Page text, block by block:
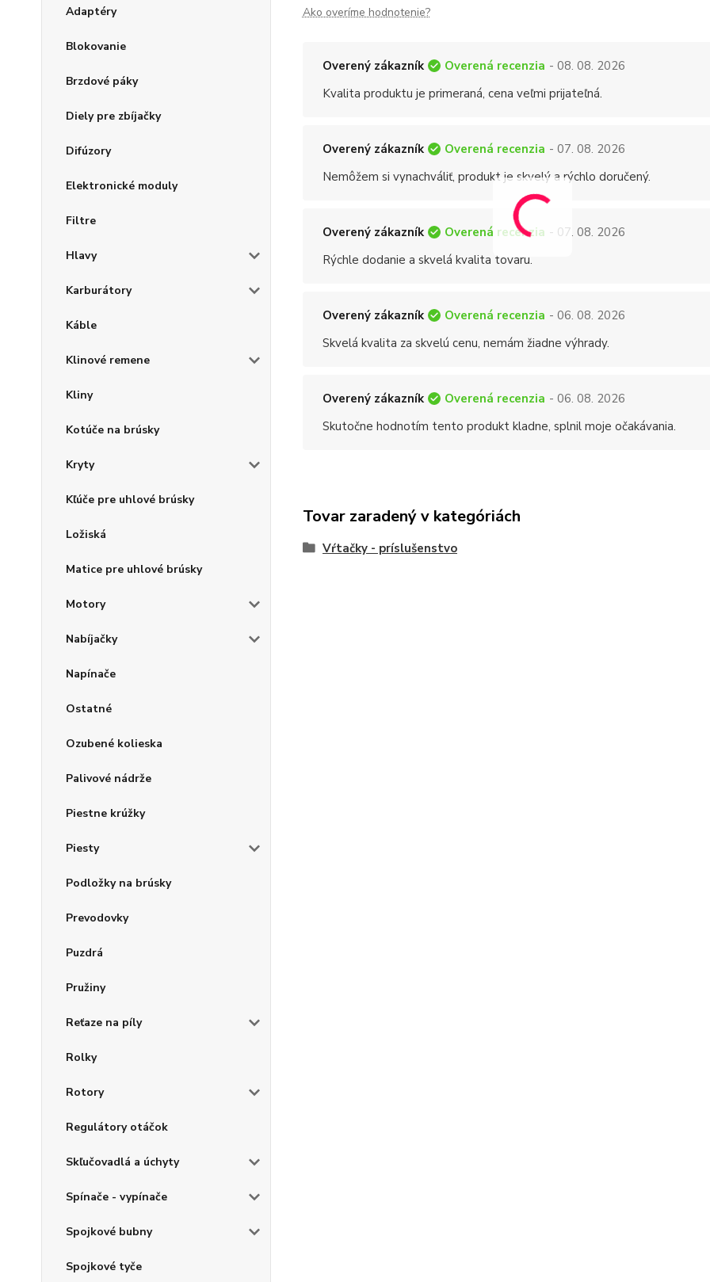
Adaptéry
Blokovanie
Brzdové páky
Diely pre zbíjačky
Difúzory
Elektronické moduly
Filtre
Hlavy
Karburátory
Káble
Klinové remene
Kliny
Kotúče na brúsky
Kryty
Kľúče pre uhlové brúsky
Ložiská
Matice pre uhlové brúsky
Motory
Nabíjačky
Napínače
Ostatné
Ozubené kolieska
Palivové nádrže
Piestne krúžky
Piesty
Podložky na brúsky
Prevodovky
Puzdrá
Pružiny
Reťaze na píly
Rolky
Rotory
Regulátory otáčok
Skľučovadlá a úchyty
Spínače - vypínače
Spojkové bubny
Spojkové tyče
Ako overíme hodnotenie?
Overený zákazník Overená recenzia - 08. 08. 2026
Kvalita produktu je primeraná, cena veľmi prijateľná.
Overený zákazník Overená recenzia - 07. 08. 2026
Nemôžem si vynachváliť, produkt je skvelý a rýchlo doručený.
Overený zákazník Overená recenzia - 07. 08. 2026
Rýchle dodanie a skvelá kvalita tovaru.
Overený zákazník Overená recenzia - 06. 08. 2026
Skvelá kvalita za skvelú cenu, nemám žiadne výhrady.
Overený zákazník Overená recenzia - 06. 08. 2026
Skutočne hodnotím tento produkt kladne, splnil moje očakávania.
Tovar zaradený v kategóriách
Vŕtačky - príslušenstvo